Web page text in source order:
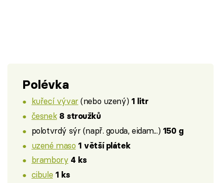
Polévka
kuřecí vývar(nebo uzený) 1 litr
česnek 8 stroužků
polotvrdý sýr (např. gouda, eidam...) 150 g
uzené maso 1 větší plátek
brambory 4 ks
cibule 1 ks